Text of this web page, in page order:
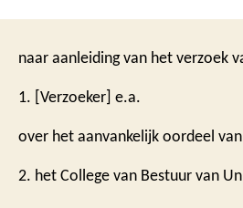
naar aanleiding van het verzoek
1. [Verzoeker] e.a.
over het aanvankelijk oordeel van
2. het College van Bestuur van